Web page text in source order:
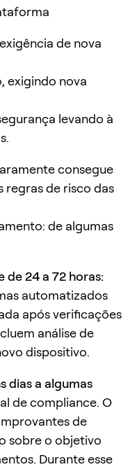
de nova
exigindo nova
levando à
consegue
regras de risco das
de algumas
24 a 72 horas:
automatizados
após verificações
análise de
dispositivo.
dias a algumas
de compliance. O
de
sobre o objetivo
Durante esse